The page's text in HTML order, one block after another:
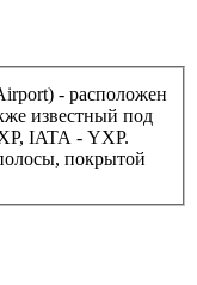
- расположен
известный под
IATA - YXP.
покрытой